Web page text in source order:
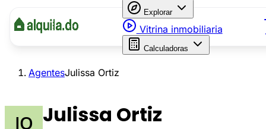
Explorar
Vitrina inmobiliaria
Calculadoras
AgentesJulissa Ortiz
Julissa Ortiz